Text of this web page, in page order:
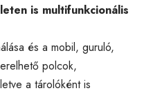
is multifunkcionális
és a mobil, guruló,
polcok,
a tárolóként is